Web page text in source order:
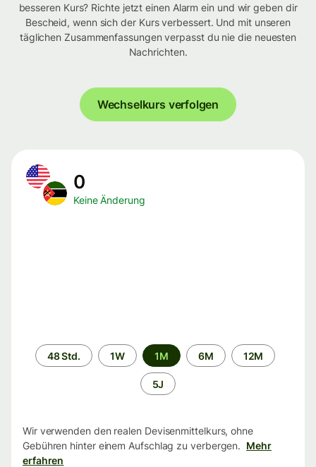
besseren Kurs? Richte jetzt einen Alarm ein und wir geben dir
Bescheid, wenn sich der Kurs verbessert. Und mit unseren
täglichen Zusammenfassungen verpasst du nie die neuesten
Nachrichten.
Wechselkurs verfolgen
0
Keine Änderung
Zeitraum
48 Std. 1W 1M 6M 12M
5J
Wir verwenden den realen Devisenmittelkurs, ohne
Gebühren hinter einem Aufschlag zu verbergen. Mehr
erfahren